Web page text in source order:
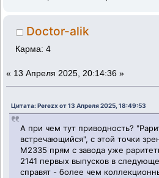
Doctor-alik
Карма: 4
« 13 Апреля 2025, 20:14:36 »
Цитата: Perezx от 13 Апреля 2025, 18:49:53
А при чем тут приводность?
встречающийся", с этой точки
М2335 прям с завода уже
2141 первых выпусков в
справят - более чем